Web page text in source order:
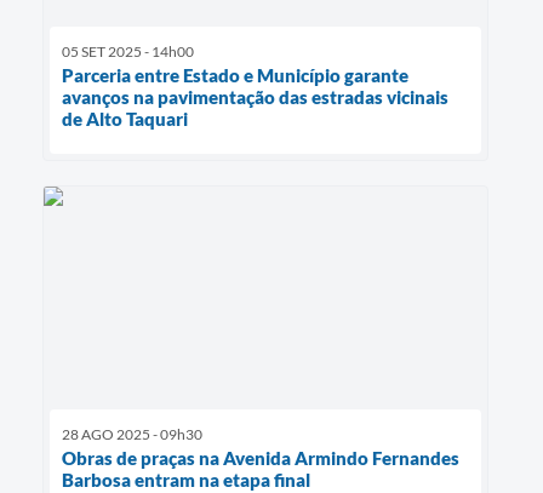
05 SET 2025 - 14h00
Parceria entre Estado e Município garante
avanços na pavimentação das estradas vicinais
de Alto Taquari
28 AGO 2025 - 09h30
Obras de praças na Avenida Armindo Fernandes
Barbosa entram na etapa final